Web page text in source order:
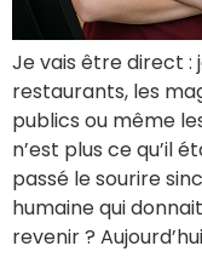
Je vais être direct :
restaurants, les
publics ou même
n’est plus ce qu’il
passé le sourire
humaine qui
revenir ?